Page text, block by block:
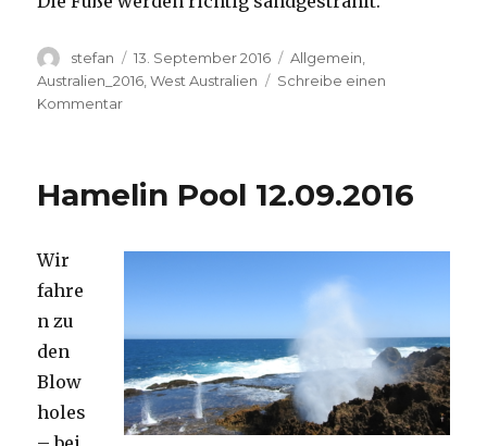
Autor
stefan
Veröffentlicht
am
13. September 2016 Kategorien
Allgemein
Australien_2016 ,West Australien
Schreibe einen
Kommentarzu
Hamelin Pool 12.09.2016
Wir
fahre
n zu
den
Blow
holes